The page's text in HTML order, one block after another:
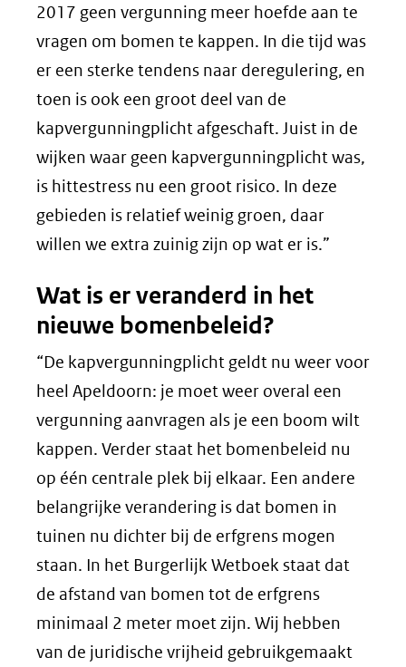
2017 geen vergunning meer hoefde aan te
vragen om bomen te kappen. In die tijd was
er een sterke tendens naar deregulering, en
toen is ook een groot deel van de
kapvergunningplicht afgeschaft. Juist in de
wijken waar geen kapvergunningplicht was,
is hittestress nu een groot risico. In deze
gebieden is relatief weinig groen, daar
willen we extra zuinig zijn op wat er is.”
Wat is er veranderd in het
nieuwe bomenbeleid?
“De kapvergunningplicht geldt nu weer voor
heel Apeldoorn: je moet weer overal een
vergunning aanvragen als je een boom wilt
kappen. Verder staat het bomenbeleid nu
op één centrale plek bij elkaar. Een andere
belangrijke verandering is dat bomen in
tuinen nu dichter bij de erfgrens mogen
staan. In het Burgerlijk Wetboek staat dat
de afstand van bomen tot de erfgrens
minimaal 2 meter moet zijn. Wij hebben
van de juridische vrijheid gebruikgemaakt